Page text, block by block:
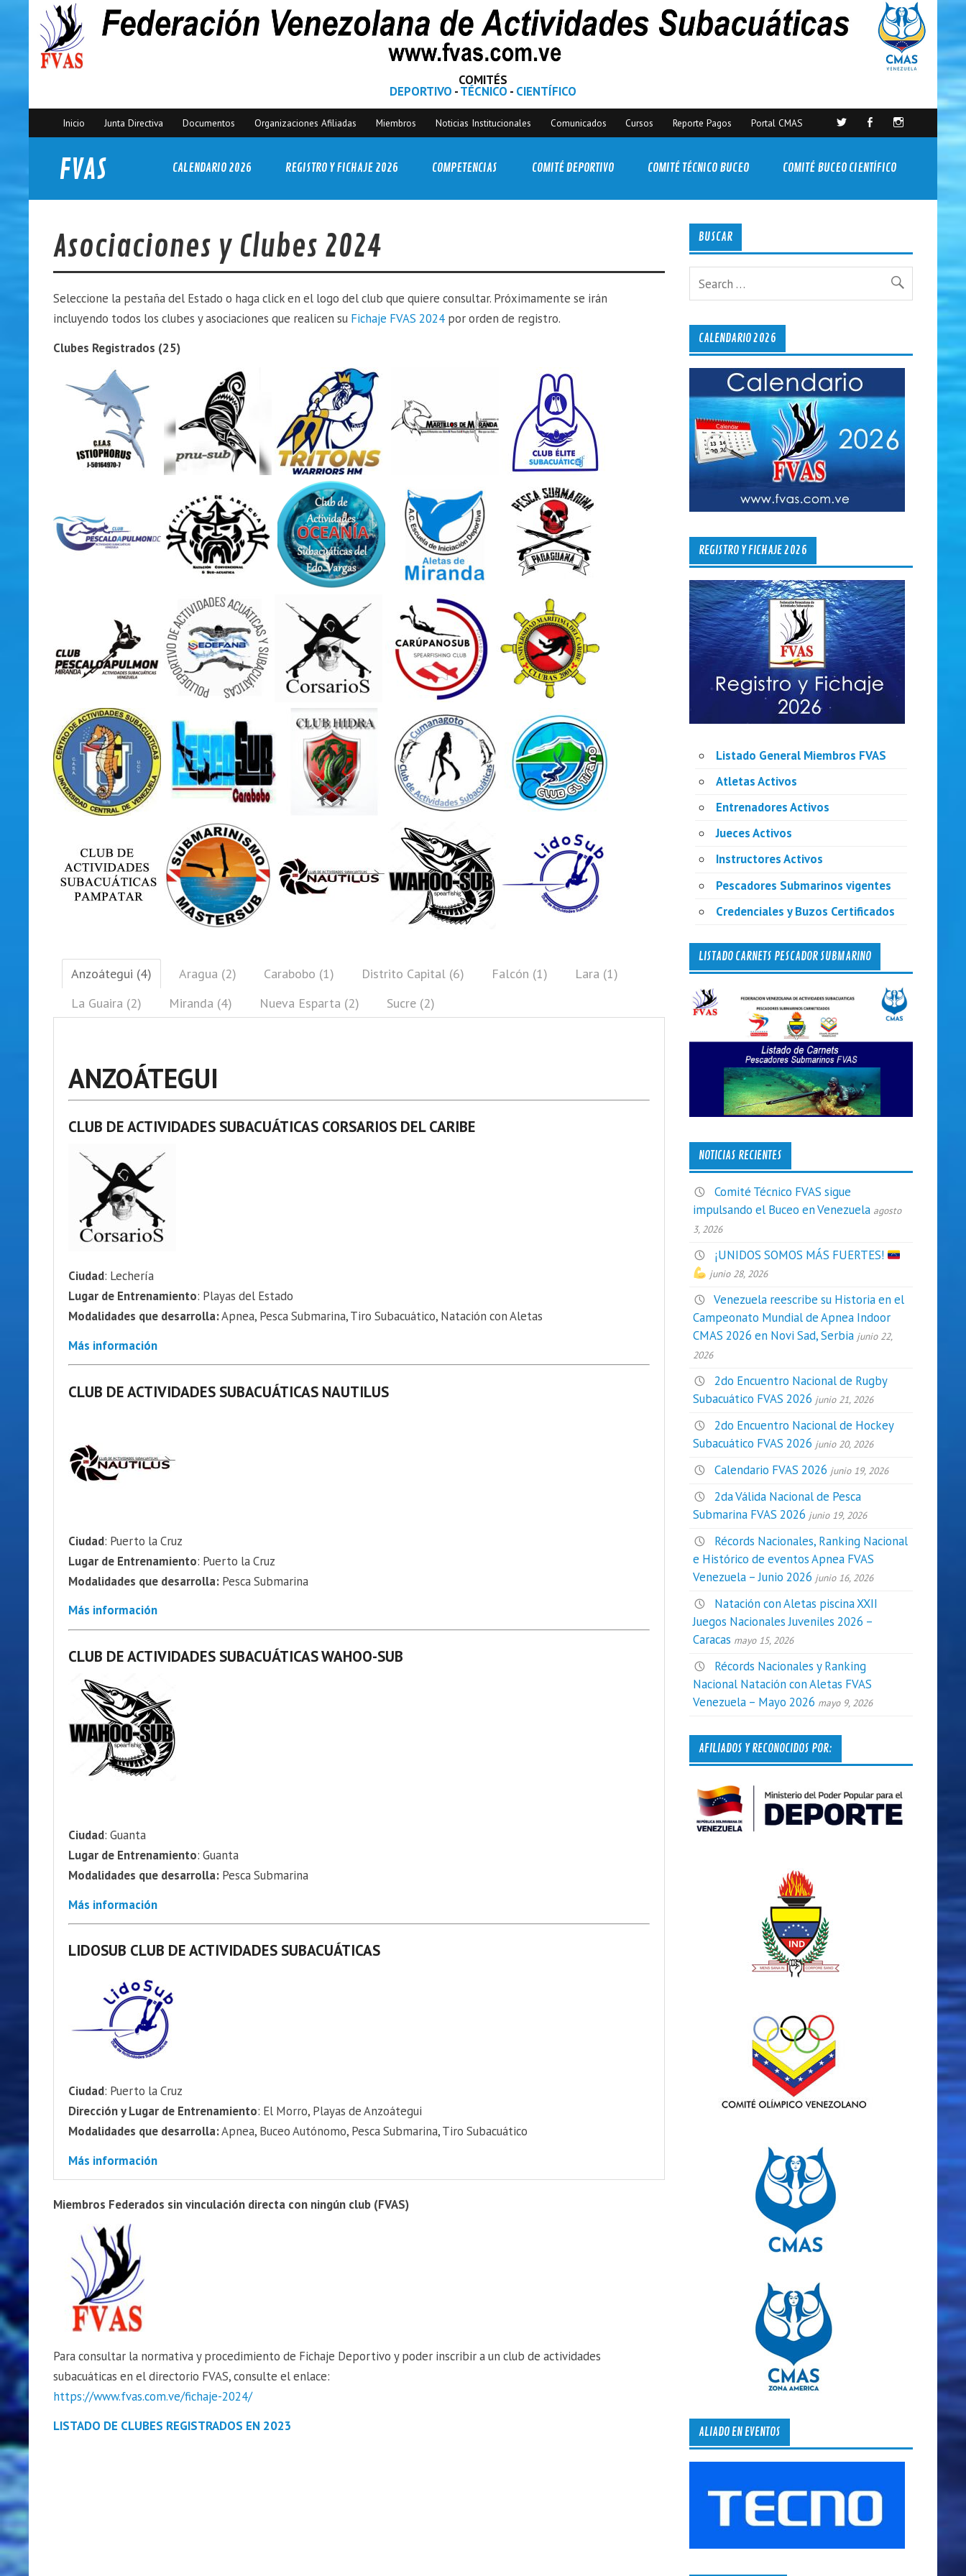
COMITÉS
DEPORTIVO -TÉCNICO - CIENTÍFICO
Inicio Junta Directiva Documentos Organizaciones Afiliadas Miembros Noticias Institucionales Comunicados Cursos Reporte Pagos Portal CMAS
FVAS
Federación Venezolana de Actividades Subacuáticas
CALENDARIO 2026 REGISTRO Y FICHAJE 2026 COMPETENCIAS COMITÉ DEPORTIVO COMITÉ TÉCNICO BUCEO COMITÉ BUCEO CIENTÍFICO
Asociaciones y Clubes 2024
Seleccione la pestaña del Estado o haga click en el logo del club que quiere consultar. Próximamente se irán
incluyendo todos los clubes y asociaciones que realicen su Fichaje FVAS 2024por orden de registro.
Clubes Registrados (25)
Anzoátegui (4) Aragua (2) Carabobo (1) Distrito Capital (6) Falcón (1)
Lara (1)
La Guaira (2)
Miranda (4) Nueva Esparta (2) Sucre (2)
ANZOÁTEGUI
CLUB DE ACTIVIDADES SUBACUÁTICAS CORSARIOS DEL CARIBE
Ciudad: Lechería
Lugar de Entrenamiento: Playas del Estado
Modalidades que desarrolla:Apnea, Pesca Submarina, Tiro Subacuático, Natación con Aletas
Más información
CLUB DE ACTIVIDADES SUBACUÁTICAS NAUTILUS
Ciudad: Puerto la Cruz
Lugar de Entrenamiento: Puerto la Cruz
Modalidades que desarrolla: Pesca Submarina
Más información
CLUB DE ACTIVIDADES SUBACUÁTICAS WAHOO-SUB
Ciudad: Guanta
Lugar de Entrenamiento: Guanta
Modalidades que desarrolla: Pesca Submarina
Más información
LIDOSUB CLUB DE ACTIVIDADES SUBACUÁTICAS
Ciudad: Puerto la Cruz
Dirección y Lugar de Entrenamiento: El Morro, Playas de Anzoátegui
Modalidades que desarrolla:Apnea, Buceo Autónomo, Pesca Submarina, Tiro Subacuático
Más información
Miembros Federados sin vinculación directa con ningún club (FVAS)
Para consultar la normativa y procedimiento de Fichaje Deportivo y poder inscribir a un club de actividades
subacuáticas en el directorio FVAS, consulte el enlace:
https://www.fvas.com.ve/fichaje-2024/
LISTADO DE CLUBES REGISTRADOS EN 2023
BUSCAR
CALENDARIO 2026
REGISTRO Y FICHAJE 2026
Listado General Miembros FVAS
Atletas Activos
Entrenadores Activos
Jueces Activos
Instructores Activos
Pescadores Submarinos vigentes
Credenciales y Buzos Certificados
LISTADO CARNETS PESCADOR SUBMARINO
NOTICIAS RECIENTES
Comité Técnico FVAS sigue
impulsando el Buceo en Venezuela agosto
3, 2026
¡UNIDOS SOMOS MÁS FUERTES!
junio 28, 2026
Venezuela reescribe su Historia en el
Campeonato Mundial de Apnea Indoor
CMAS 2026 en Novi Sad, Serbia junio 22,
2026
2do Encuentro Nacional de Rugby
Subacuático FVAS 2026 junio 21, 2026
2do Encuentro Nacional de Hockey
Subacuático FVAS 2026 junio 20, 2026
Calendario FVAS 2026 junio 19, 2026
2da Válida Nacional de Pesca
Submarina FVAS 2026 junio 19, 2026
Récords Nacionales, Ranking Nacional
e Histórico de eventos Apnea FVAS
Venezuela – Junio 2026 junio 16, 2026
Natación con Aletas piscina XXII
Juegos Nacionales Juveniles 2026 –
Caracas mayo 15, 2026
Récords Nacionales y Ranking
Nacional Natación con Aletas FVAS
Venezuela – Mayo 2026 mayo 9, 2026
AFILIADOS Y RECONOCIDOS POR:
ALIADO EN EVENTOS